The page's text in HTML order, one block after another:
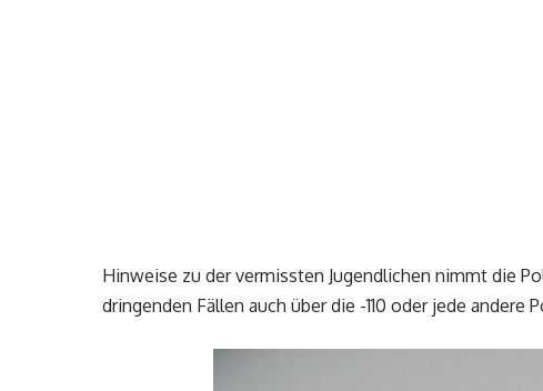
Hinweise zu der vermissten Jugendlichen nimmt die
dringenden Fällen auch über die -110 oder jede andere